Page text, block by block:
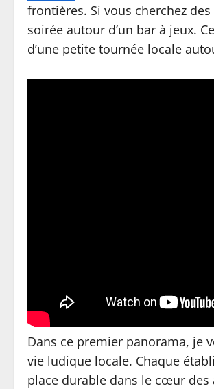
frontières. Si vous cherchez
soirée autour d’un bar à jeux.
d’une petite tournée locale
Dans ce premier panorama, je
vie ludique locale. Chaque
place durable dans le cœur des